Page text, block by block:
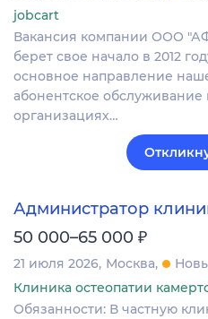
jobcart
Вакансия компании ООО
берет свое начало в 2012
основное направление
абонентское обслуживание
организациях…
Администратор
50 000–65 000 ₽
21 июля 2026 Москва
Клиника остеопатии
Обязанности: В частную